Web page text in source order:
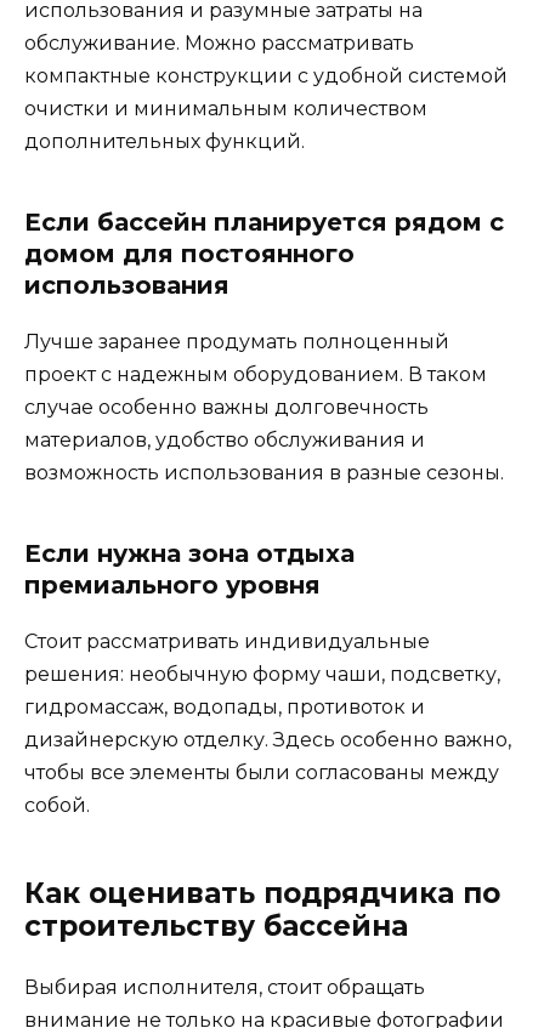
использования и разумные затраты на
обслуживание. Можно рассматривать
компактные конструкции с удобной системой
очистки и минимальным количеством
дополнительных функций.
Если бассейн планируется рядом с
домом для постоянного
использования
Лучше заранее продумать полноценный
проект с надежным оборудованием. В таком
случае особенно важны долговечность
материалов, удобство обслуживания и
возможность использования в разные сезоны.
Если нужна зона отдыха
премиального уровня
Стоит рассматривать индивидуальные
решения: необычную форму чаши, подсветку,
гидромассаж, водопады, противоток и
дизайнерскую отделку. Здесь особенно важно,
чтобы все элементы были согласованы между
собой.
Как оценивать подрядчика по
строительству бассейна
Выбирая исполнителя, стоит обращать
внимание не только на красивые фотографии